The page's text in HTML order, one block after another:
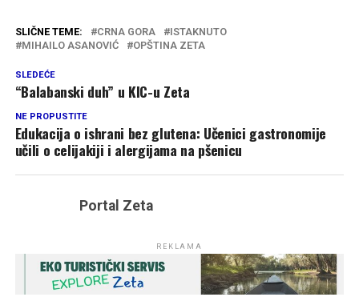
SLIČNE TEME: CRNA GORA
ISTAKNUTO
MIHAILO ASANOVIĆ
OPŠTINA ZETA
SLEDEĆE
“Balabanski duh” u KIC-u Zeta
NE PROPUSTITE
Edukacija o ishrani bez glutena: Učenici gastronomije
učili o celijakiji i alergijama na pšenicu
Portal Zeta
REKLAMA